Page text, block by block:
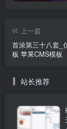
上一篇
首涂第三十八套_
板 苹果CMS模板
站长推荐